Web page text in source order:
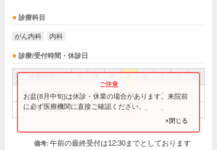
診療科目
がん内科 内科
診療/受付時間・休診日
祝
9:00～13:00 ● ● ● ●
14:30～17:30 ● ● ●
お盆(8月中旬)は休診・休業の場合があります。来院前
に必ず医療機関に直接ご確認ください。
×閉じる
備考: 午前の最終受付は12:30までとしております